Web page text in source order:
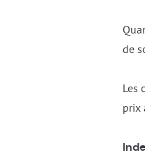
de
Les
prix